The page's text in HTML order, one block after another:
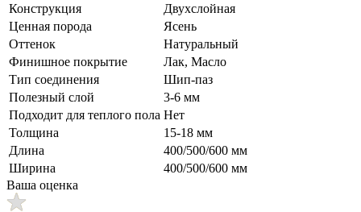
Конструкция
Двухслойная
Ценная порода
Ясень
Оттенок
Натуральный
Финишное покрытие
Лак, Масло
Тип соединения
Шип-паз
Полезный слой
3-6 мм
Подходит для теплого пола Нет
Толщина
15-18 мм
Длина
400/500/600 мм
Ширина
400/500/600 мм
Ваша оценка